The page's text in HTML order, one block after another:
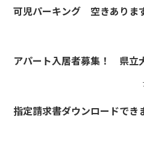
可児パーキング 空きありま
アパート入居者募集！ 県立
指定請求書ダウンロードでき